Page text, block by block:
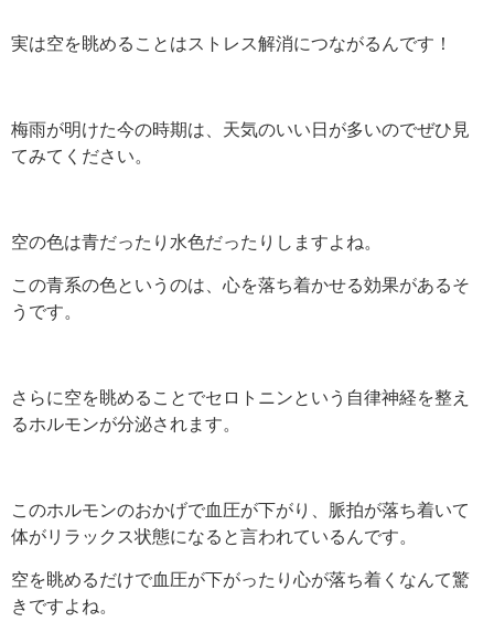
実は空を眺めることはストレス解消につながるんです！
梅雨が明けた今の時期は、天気のいい日が多いのでぜひ見
てみてください。
空の色は青だったり水色だったりしますよね。
この青系の色というのは、心を落ち着かせる効果があるそ
うです。
さらに空を眺めることでセロトニンという自律神経を整え
るホルモンが分泌されます。
このホルモンのおかげで血圧が下がり、脈拍が落ち着いて
体がリラックス状態になると言われているんです。
空を眺めるだけで血圧が下がったり心が落ち着くなんて驚
きですよね。